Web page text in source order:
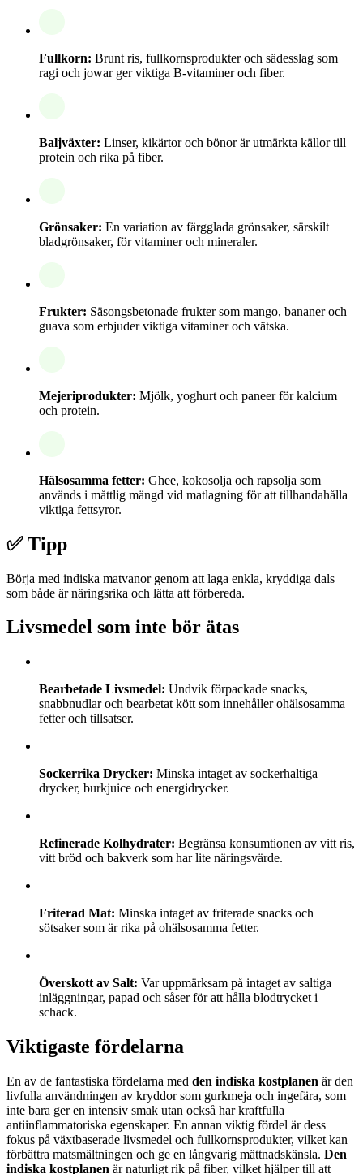
Fullkorn: Brunt ris, fullkornsprodukter och sädesslag som
ragi och jowar ger viktiga B-vitaminer och fiber.
Baljväxter: Linser, kikärtor och bönor är utmärkta källor till
protein och rika på fiber.
Grönsaker: En variation av färgglada grönsaker, särskilt
bladgrönsaker, för vitaminer och mineraler.
Frukter: Säsongsbetonade frukter som mango, bananer och
guava som erbjuder viktiga vitaminer och vätska.
Mejeriprodukter: Mjölk, yoghurt och paneer för kalcium
och protein.
Hälsosamma fetter: Ghee, kokosolja och rapsolja som
används i måttlig mängd vid matlagning för att tillhandahålla
viktiga fettsyror.
✅ Tipp
Börja med indiska matvanor genom att laga enkla, kryddiga dals
som både är näringsrika och lätta att förbereda.
Livsmedel som inte bör ätas
Bearbetade Livsmedel: Undvik förpackade snacks,
snabbnudlar och bearbetat kött som innehåller ohälsosamma
fetter och tillsatser.
Sockerrika Drycker: Minska intaget av sockerhaltiga
drycker, burkjuice och energidrycker.
Refinerade Kolhydrater: Begränsa konsumtionen av vitt ris,
vitt bröd och bakverk som har lite näringsvärde.
Friterad Mat: Minska intaget av friterade snacks och
sötsaker som är rika på ohälsosamma fetter.
Överskott av Salt: Var uppmärksam på intaget av saltiga
inläggningar, papad och såser för att hålla blodtrycket i
schack.
Viktigaste fördelarna
En av de fantastiska fördelarna med den indiska kostplanen är den
livfulla användningen av kryddor som gurkmeja och ingefära, som
inte bara ger en intensiv smak utan också har kraftfulla
antiinflammatoriska egenskaper. En annan viktig fördel är dess
fokus på växtbaserade livsmedel och fullkornsprodukter, vilket kan
förbättra matsmältningen och ge en långvarig mättnadskänsla. Den
indiska kostplanen är naturligt rik på fiber, vilket hjälper till att